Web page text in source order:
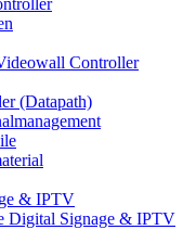
Controller
(Datapath)
& IPTV
Digital Signage & IPTV